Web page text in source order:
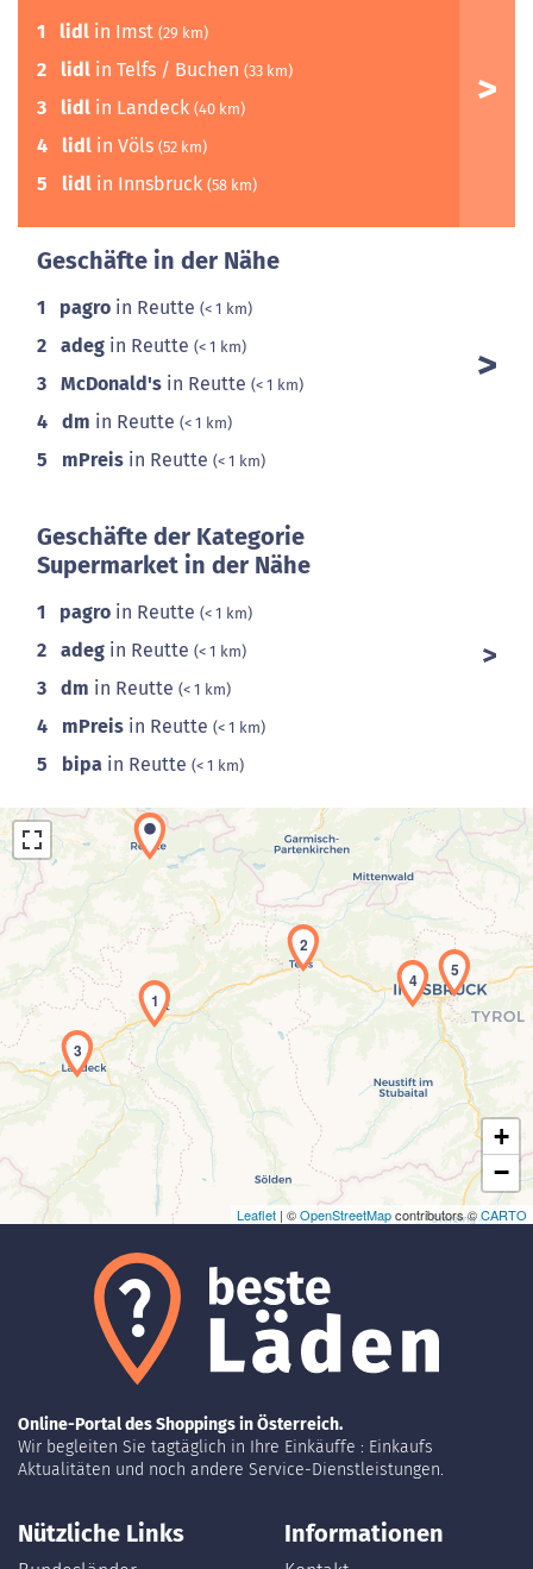
1 lidl in Imst (29 km)
2 lidl in Telfs / Buchen (33 km)
3 lidl in Landeck (40 km)
4 lidl in Völs (52 km)
5 lidl in Innsbruck (58 km)
Geschäfte in der Nähe
1 pagro in Reutte (< 1 km)
2 adeg in Reutte (< 1 km)
3 McDonald's in Reutte (< 1 km)
4 dm in Reutte (< 1 km)
5 mPreis in Reutte (< 1 km)
Geschäfte der Kategorie
Supermarket in der Nähe
1 pagro in Reutte (< 1 km)
2 adeg in Reutte (< 1 km)
3 dm in Reutte (< 1 km)
4 mPreis in Reutte (< 1 km)
5 bipa in Reutte (< 1 km)
Laden der Karte...
1
2
3
4 5
+
−
Leaflet | ©OpenStreetMapcontributors ©CARTO
Online-Portal des Shoppings in Österreich.
Wir begleiten Sie tagtäglich in Ihre Einkäuffe : Einkaufs
Aktualitäten und noch andere Service-Dienstleistungen.
Nützliche Links Informationen